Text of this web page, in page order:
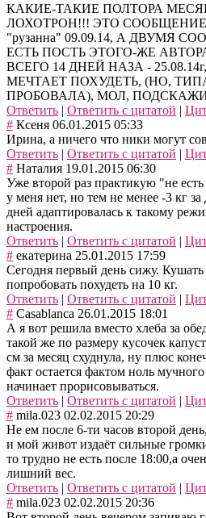
КАКИЕ-ТАКИЕ ПОЛТОРА
ЛОХОТРОН!!! ЭТО
"рузанна" 09.09.14, А ДВУМЯ
ЕСТЬ ПОСТЬ ЭТОГО-ЖЕ
ВСЕГО 14 ДНЕЙ НАЗА -
МЕЧТАЕТ ПОХУДЕТЬ, (НО,
ПРОБОВАЛА), МОЛ,
Ответить | Ответить с цитатой |
# Ксеня 06.01.2015 05:33
Ирина, а ничего что ники могут
Ответить | Ответить с цитатой |
# Наталия 19.01.2015 06:30
Уже второй раз практикую "не
у меня нет, но тем не менее -3 кг за
дней адаптировалась к такому
настроения.
Ответить | Ответить с цитатой |
# екатерина 25.01.2015 17:59
Сегодня первый день сижу. Кушать
попробовать похудеть на 10 кг.
Ответить | Ответить с цитатой |
# Casablanca 26.01.2015 18:01
А я вот решила вместо хлеба за
такой же по размеру кусочек
см за месяц схуднула, ну плюс
факт остается фактом ноль
начинает прорисовываться.
Ответить | Ответить с цитатой |
# mila.023 02.02.2015 20:29
Не ем после 6-ти часов второй
и мой живот издаёт сильные
то трудно не есть после 18:00,а
лишний вес.
Ответить | Ответить с цитатой |
# mila.023 02.02.2015 20:36